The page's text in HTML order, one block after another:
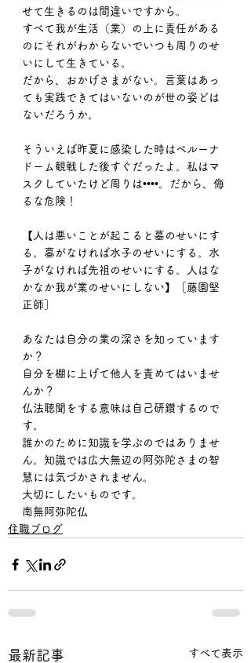
せて生きるのは間違いですから。
すべて我が生活（業）の上に責任がある
のにそれがわからないでいつも周りのせ
いにして生きている。
だから、おかげさまがない。言葉はあっ
ても実践できてはいないのが世の姿どは
ないだろうか。
そういえば昨夏に感染した時はベルーナ
ドーム観戦した後すぐだったよ。私はマ
スクしていたけど周りは••••。だから、侮
るな危険！
【人は悪いことが起こると墓のせいにす
る。墓がなければ水子のせいにする。水
子がなければ先祖のせいにする。人はな
かなか我が業のせいにしない】［藤園堅
正師］
あなたは自分の業の深さを知っています
か？
自分を棚に上げて他人を責めてはいませ
んか？
仏法聴聞をする意味は自己研鑽するので
す。
誰かのために知識を学ぶのではありませ
ん。知識では広大無辺の阿弥陀さまの智
慧には気づかされません。
大切にしたいものです。
南無阿弥陀仏
住職ブログ
最新記事 すべて表示